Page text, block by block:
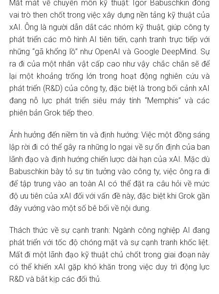
Mất mát về chuyên môn kỹ thuật: Igor Babuschkin đóng
vai trò then chốt trong việc xây dựng nền tảng kỹ thuật của
xAI. Ông là người dẫn dắt các nhóm kỹ thuật, giúp công ty
phát triển các mô hình AI tiên tiến, cạnh tranh trực tiếp với
những “gã khổng lồ” như OpenAI và Google DeepMind. Sự
ra đi của một nhân vật cấp cao như vậy chắc chắn sẽ để
lại một khoảng trống lớn trong hoạt động nghiên cứu và
phát triển (R&D) của công ty, đặc biệt là trong bối cảnh xAI
đang nỗ lực phát triển siêu máy tính “Memphis” và các
phiên bản Grok tiếp theo.
Ảnh hưởng đến niềm tin và định hướng: Việc một đồng sáng
lập rời đi có thể gây ra những lo ngại về sự ổn định của ban
lãnh đạo và định hướng chiến lược dài hạn của xAI. Mặc dù
Babuschkin bày tỏ sự tin tưởng vào công ty, việc ông ra đi
để tập trung vào an toàn AI có thể đặt ra câu hỏi về mức
độ ưu tiên của xAI đối với vấn đề này, đặc biệt khi Grok gần
đây vướng vào một số bê bối về nội dung.
Thách thức về sự cạnh tranh: Ngành công nghiệp AI đang
phát triển với tốc độ chóng mặt và sự cạnh tranh khốc liệt.
Mất đi một lãnh đạo kỹ thuật chủ chốt trong giai đoạn này
có thể khiến xAI gặp khó khăn trong việc duy trì động lực
R&D và bắt kịp các đối thủ.